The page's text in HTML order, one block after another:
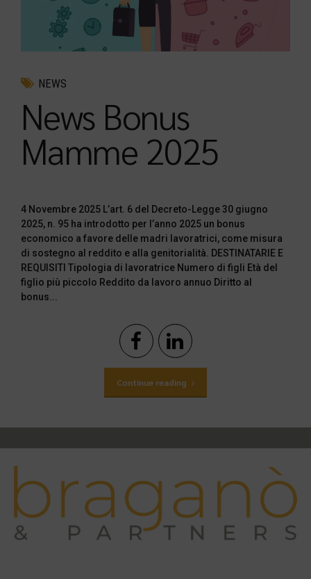
NEWS
News Bonus
Mamme 2025
4 Novembre 2025 L’art. 6 del Decreto-Legge 30 giugno
2025, n. 95 ha introdotto per l’anno 2025 un bonus
economico a favore delle madri lavoratrici, come misura
di sostegno al reddito e alla genitorialità. DESTINATARIE E
REQUISITI Tipologia di lavoratrice Numero di figli Età del
figlio più piccolo Reddito da lavoro annuo Diritto al
bonus...
Continue reading